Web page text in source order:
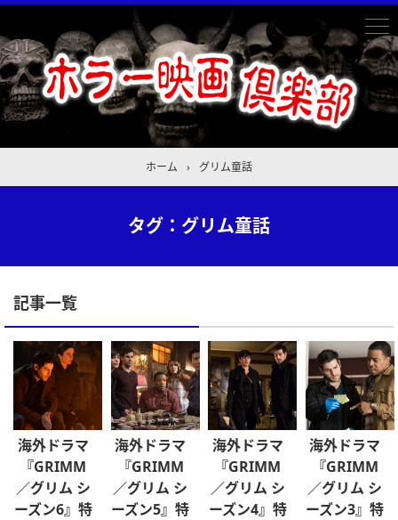
ホーム › グリム童話
タグ：グリム童話
記事一覧
海外ドラマ
『GRIMM
／グリム シ
ーズン6』特
海外ドラマ
『GRIMM
／グリム シ
ーズン5』特
海外ドラマ
『GRIMM
／グリム シ
ーズン4』特
海外ドラマ
『GRIMM
／グリム シ
ーズン3』特